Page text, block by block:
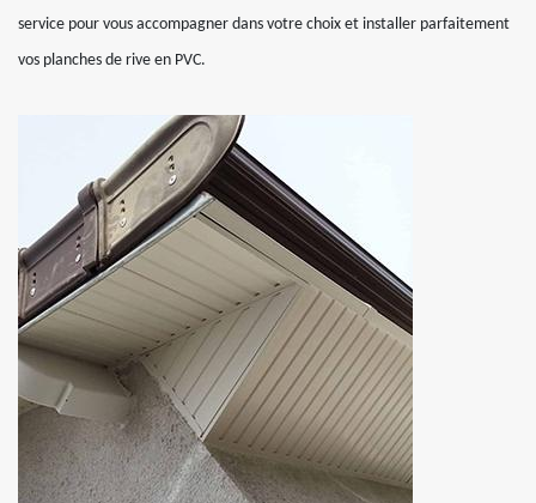
service pour vous accompagner dans votre choix et installer parfaitement
vos planches de rive en PVC.